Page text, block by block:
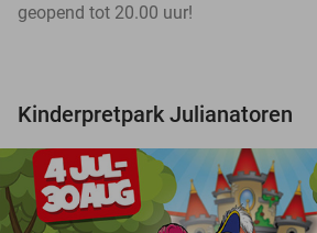
geopend tot 20.00 uur!
Kinderpretpark Julianatoren